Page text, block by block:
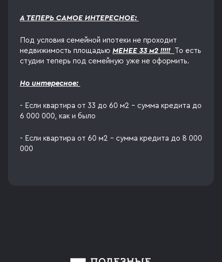
А ТЕПЕРЬ САМОЕ ИНТЕРЕСНОЕ:
Под условия семейной ипотеки не проходит
недвижимость площадью МЕНЕЕ 33 м2 !!!!! То есть
студии теперь под семейную уже не оформить.
Но интересное:
- Если квартира от 33 до 60 м2 - сумма кредита до
6 000 000, как и было
- Если квартира от 60 м2 - сумма кредита до 8 000
000